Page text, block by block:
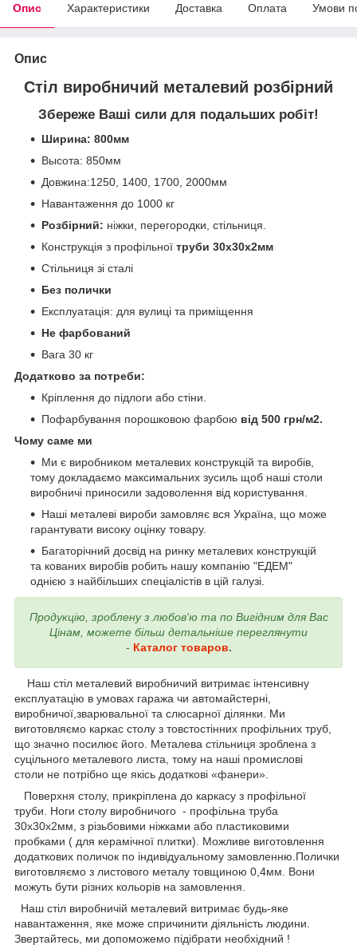
Опис Характеристики Доставка Оплата Умови
Опис
Стіл виробничий металевий розбірний
Збереже Ваші сили для подальших робіт!
Ширина: 800мм
Высота: 850мм
Довжина:1250, 1400, 1700, 2000мм
Навантаження до 1000 кг
Розбірний: ніжки, перегородки, стільниця.
Конструкція з профільної труби 30х30х2мм
Стільниця зі сталі
Без полички
Експлуатація: для вулиці та приміщення
Не фарбований
Вага 30 кг
Додатково за потреби:
Кріплення до підлоги або стіни.
Пофарбування порошковою фарбою від 500 грн/м2.
Чому саме ми
Ми є виробником металевих конструкцій та виробів,
тому докладаємо максимальних зусиль щоб наші столи
виробничі приносили задоволення від користування.
Наші металеві вироби замовляє вся Україна, що може
гарантувати високу оцінку товару.
Багаторічний досвід на ринку металевих конструкцій
та кованих виробів робить нашу компанію "ЕДЕМ"
однією з найбільших спеціалістів в цій галузі.
Продукцію, зроблену з любов'ю та по Вигідним для Вас
Цінам, можете більш детальніше переглянути
- Каталог товаров.
Наш стіл металевий виробничий витримає інтенсивну
експлуатацію в умовах гаража чи автомайстерні,
виробничої,зварювальної та слюсарної ділянки. Ми
виготовляємо каркас столу з товстостінних профільних труб,
що значно посилює його. Металева стільниця зроблена з
суцільного металевого листа, тому на наші промислові
столи не потрібно ще якісь додаткові «фанери».
Поверхня столу, прикріплена до каркасу з профільної
труби. Ноги столу виробничого - профільна труба
30х30х2мм, з різьбовими ніжками або пластиковими
пробками ( для керамічної плитки). Можливе виготовлення
додаткових поличок по індивідуальному замовленню.Полички
виготовляємо з листового металу товщиною 0,4мм. Вони
можуть бути різних кольорів на замовлення.
Наш стіл виробничій металевий витримає будь-яке
навантаження, яке може спричинити діяльність людини.
Звертайтесь, ми допоможемо підібрати необхідний !